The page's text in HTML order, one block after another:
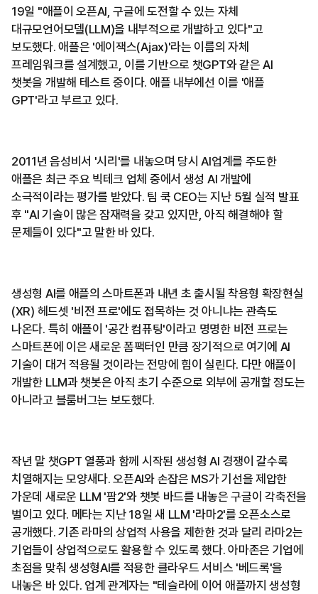
19일 "애플이 오픈AI, 구글에 도전할 수 있는 자체
대규모언어모델(LLM)을 내부적으로 개발하고 있다"고
보도했다. 애플은 '에이잭스(Ajax)'라는 이름의 자체
프레임워크를 설계했고, 이를 기반으로 챗GPT와 같은 AI
챗봇을 개발해 테스트 중이다. 애플 내부에선 이를 '애플
GPT'라고 부르고 있다.
2011년 음성비서 '시리'를 내놓으며 당시 AI업계를 주도한
애플은 최근 주요 빅테크 업체 중에서 생성 AI 개발에
소극적이라는 평가를 받았다. 팀 쿡 CEO는 지난 5월 실적 발표
후 "AI 기술이 많은 잠재력을 갖고 있지만, 아직 해결해야 할
문제들이 있다"고 말한 바 있다.
생성형 AI를 애플의 스마트폰과 내년 초 출시될 착용형 확장현실
(XR) 헤드셋 '비전 프로'에도 접목하는 것 아니냐는 관측도
나온다. 특히 애플이 '공간 컴퓨팅'이라고 명명한 비전 프로는
스마트폰에 이은 새로운 폼팩터인 만큼 장기적으로 여기에 AI
기술이 대거 적용될 것이라는 전망에 힘이 실린다. 다만 애플이
개발한 LLM과 챗봇은 아직 초기 수준으로 외부에 공개할 정도는
아니라고 블룸버그는 보도했다.
작년 말 챗GPT 열풍과 함께 시작된 생성형 AI 경쟁이 갈수록
치열해지는 모양새다. 오픈AI와 손잡은 MS가 기선을 제압한
가운데 새로운 LLM '팜2'와 챗봇 바드를 내놓은 구글이 각축전을
벌이고 있다. 메타는 지난 18일 새 LLM '라마2'를 오픈소스로
공개했다. 기존 라마의 상업적 사용을 제한한 것과 달리 라마2는
기업들이 상업적으로도 활용할 수 있도록 했다. 아마존은 기업에
초점을 맞춰 생성형AI를 적용한 클라우드 서비스 '베드록'을
내놓은 바 있다. 업계 관계자는 "테슬라에 이어 애플까지 생성형